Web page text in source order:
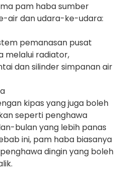
pam haba sumber
air dan udara-ke-udara:
pemanasan pusat
melalui radiator,
dan silinder simpanan air
kipas yang juga boleh
seperti penghawa
bulan yang lebih panas
ini, pam haba biasanya
dingin yang boleh